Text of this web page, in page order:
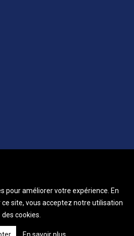
pour améliorer votre expérience. En
site, vous acceptez notre utilisation
des cookies.